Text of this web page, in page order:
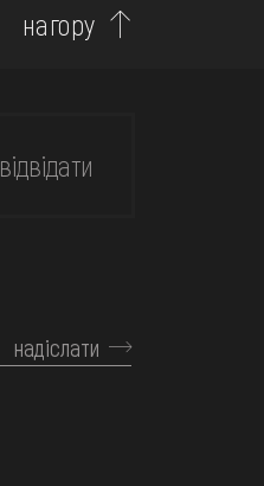
нагору
відвідати
надіслати